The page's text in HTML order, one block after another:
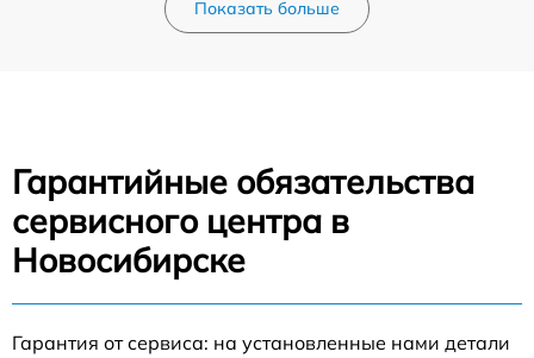
Показать больше
Гарантийные обязательства
сервисного центра в
Новосибирске
Гарантия от сервиса: на установленные нами детали